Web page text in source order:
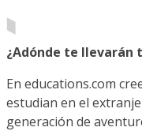
¿Adónde te llevarán
En educations.com
estudian en el
generación de